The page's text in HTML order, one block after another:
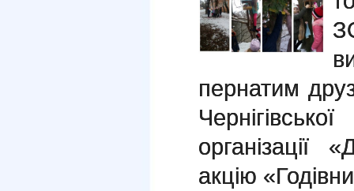
пернатим
організації
акцію